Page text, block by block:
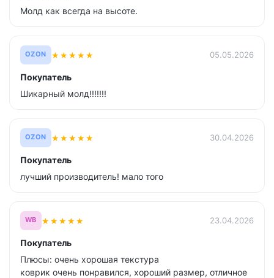
Молд как всегда на высоте.
OZON ★★★★★ 05.05.2026
Покупатель
Шикарный молд!!!!!!!
OZON ★★★★★ 30.04.2026
Покупатель
лучший производитель! мало того
WB ★★★★★ 23.04.2026
Покупатель
Плюсы: очень хорошая текстура
коврик очень понравился, хороший размер, отличное